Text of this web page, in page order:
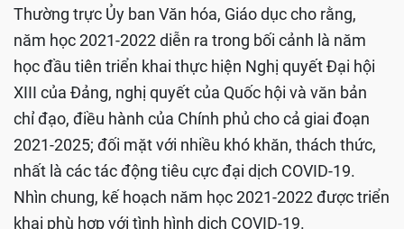
Thường trực Ủy ban Văn hóa, Giáo dục cho rằng,
năm học 2021-2022 diễn ra trong bối cảnh là năm
học đầu tiên triển khai thực hiện Nghị quyết Đại hội
XIII của Đảng, nghị quyết của Quốc hội và văn bản
chỉ đạo, điều hành của Chính phủ cho cả giai đoạn
2021-2025; đối mặt với nhiều khó khăn, thách thức,
nhất là các tác động tiêu cực đại dịch COVID-19.
Nhìn chung, kế hoạch năm học 2021-2022 được triển
khai phù hợp với tình hình dịch COVID-19.